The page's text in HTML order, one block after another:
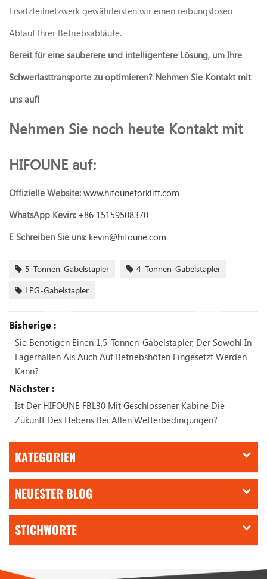
Ersatzteilnetzwerk gewährleisten wir einen reibungslosen
Ablauf Ihrer Betriebsabläufe.
Bereit für eine sauberere und intelligentere Lösung, um Ihre
Schwerlasttransporte zu optimieren? Nehmen Sie Kontakt mit
uns auf!
Nehmen Sie noch heute Kontakt mit
HIFOUNE auf:
Offizielle Website: www.hifouneforklift.com
WhatsApp Kevin: +86 15159508370
E Schreiben Sie uns: kevin@hifoune.com
5-Tonnen-Gabelstapler
4-Tonnen-Gabelstapler
LPG-Gabelstapler
Bisherige :
Sie Benötigen Einen 1,5-Tonnen-Gabelstapler, Der Sowohl In
Lagerhallen Als Auch Auf Betriebshöfen Eingesetzt Werden
Kann?
Nächster :
Ist Der HIFOUNE FBL30 Mit Geschlossener Kabine Die
Zukunft Des Hebens Bei Allen Wetterbedingungen?
KATEGORIEN
NEUESTER BLOG
STICHWORTE